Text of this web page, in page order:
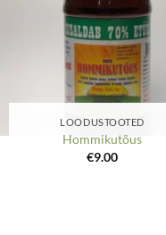
LOODUSTOOTED
Hommikutõus
€9.00